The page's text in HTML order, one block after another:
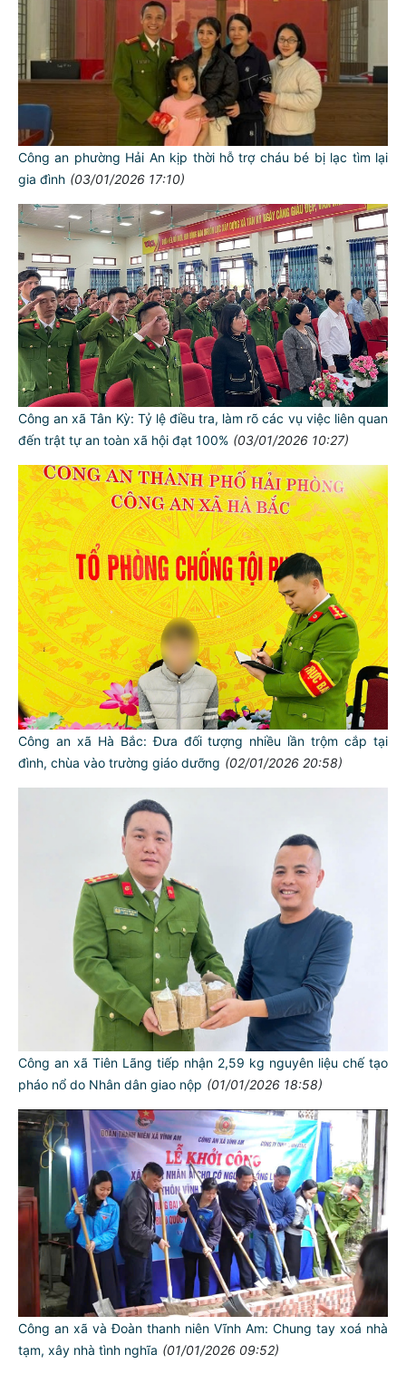
Công an phường Hải An kịp thời hỗ trợ cháu bé bị lạc tìm lại
gia đình (03/01/2026 17:10)
Công an xã Tân Kỳ: Tỷ lệ điều tra, làm rõ các vụ việc liên quan
đến trật tự an toàn xã hội đạt 100% (03/01/2026 10:27)
Công an xã Hà Bắc: Đưa đối tượng nhiều lần trộm cắp tại
đình, chùa vào trường giáo dưỡng (02/01/2026 20:58)
Công an xã Tiên Lãng tiếp nhận 2,59 kg nguyên liệu chế tạo
pháo nổ do Nhân dân giao nộp (01/01/2026 18:58)
Công an xã và Đoàn thanh niên Vĩnh Am: Chung tay xoá nhà
tạm, xây nhà tình nghĩa (01/01/2026 09:52)
TƯ CÁCH
NGƯỜI CÔNG AN CÁCH MỆNH LÀ:
Đối với tự mình, phải
CẦN, KIỆM, LIÊM, CHÍNH